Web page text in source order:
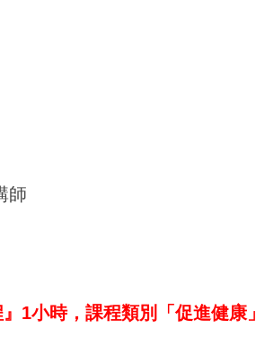
師
1小時，課程類別「促進健康」